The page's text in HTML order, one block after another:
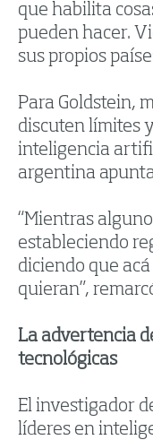
que habilita
pueden hacer.
sus propios
Para Goldstein,
discuten límites
inteligencia
argentina
“Mientras
estableciendo
diciendo que
quieran”,
La advertencia
tecnológicas
El investigador
líderes en